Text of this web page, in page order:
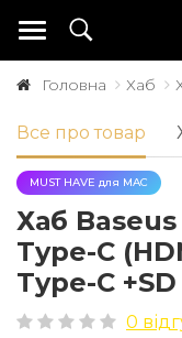
Головна Хаб
Все про товар
MUST HAVE для MAC
Хаб
Type-C
Type-C
0